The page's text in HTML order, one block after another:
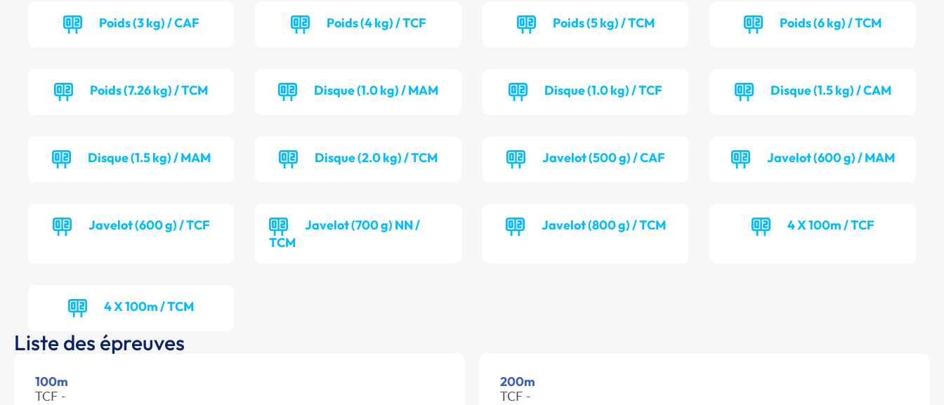
Poids (3 kg) / CAF Poids (4 kg) / TCF Poids (5 kg) / TCM Poids (6 kg) / TCM
Poids (7.26 kg) / TCM Disque (1.0 kg) / MAM Disque (1.0 kg) / TCF Disque (1.5 kg) / CAM
Disque (1.5 kg) / MAM Disque (2.0 kg) / TCM Javelot (500 g) / CAF Javelot (600 g) / MAM
Javelot (600 g) / TCF
Javelot (700 g) NN /
TCM
Javelot (800 g) / TCM 4 X 100m / TCF
4 X 100m / TCM
Liste des épreuves
100m
TCF -
200m
TCF -